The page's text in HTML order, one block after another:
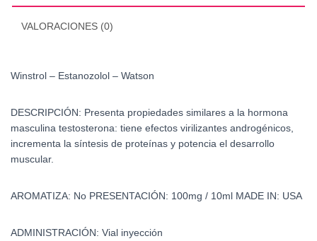
VALORACIONES (0)
Winstrol – Estanozolol – Watson
DESCRIPCIÓN: Presenta propiedades similares a la hormona
masculina testosterona: tiene efectos virilizantes androgénicos,
incrementa la síntesis de proteínas y potencia el desarrollo
muscular.
AROMATIZA: No PRESENTACIÓN: 100mg / 10ml MADE IN: USA
ADMINISTRACIÓN: Vial inyección